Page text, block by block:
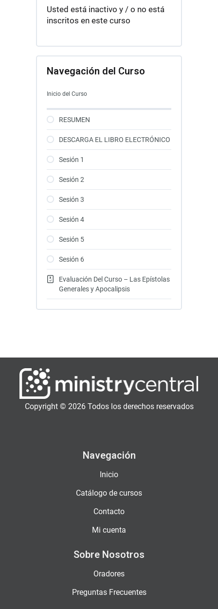
Usted está inactivo y / o no está
inscritos en este curso
Navegación del Curso
Inicio del Curso
RESUMEN
DESCARGA EL LIBRO ELECTRÓNICO
Sesión 1
Sesión 2
Sesión 3
Sesión 4
Sesión 5
Sesión 6
Evaluación Del Curso – Las Epístolas
Generales y Apocalipsis
Copyright © 2026 Todos los derechos reservados
Navegación
Inicio
Catálogo de cursos
Contacto
Mi cuenta
Sobre Nosotros
Oradores
Preguntas Frecuentes